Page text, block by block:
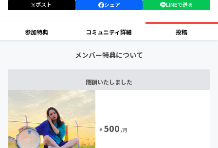
ポスト シェア LINEで送る
参加特典 コミュニティ詳細 投稿
メンバー特典について
閉鎖いたしました
¥500 /月